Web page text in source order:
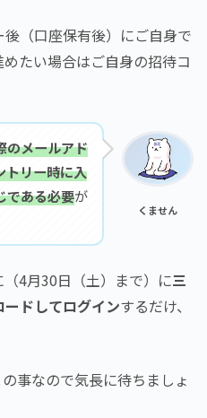
（口座保有後）にご自身で
たい場合はご自身の招待コ
のメールアド
トリー時に入
である必要が
くません
4月30日（土）まで）に三
ドしてログインするだけ、
事なので気長に待ちましょ